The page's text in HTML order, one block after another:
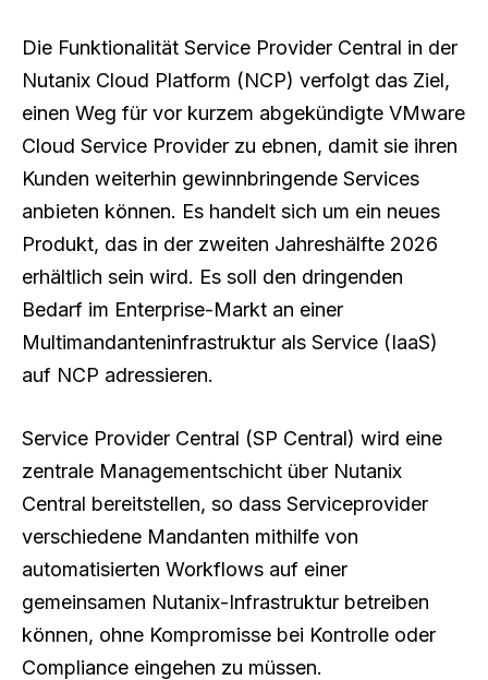
Die Funktionalität Service Provider Central in der
Nutanix Cloud Platform (NCP) verfolgt das Ziel,
einen Weg für vor kurzem abgekündigte VMware
Cloud Service Provider zu ebnen, damit sie ihren
Kunden weiterhin gewinnbringende Services
anbieten können. Es handelt sich um ein neues
Produkt, das in der zweiten Jahreshälfte 2026
erhältlich sein wird. Es soll den dringenden
Bedarf im Enterprise-Markt an einer
Multimandanten­infrastruktur als Service (IaaS)
auf NCP adressieren.
Service Provider Central (SP Central) wird eine
zentrale Managementschicht über Nutanix
Central bereitstellen, so dass Serviceprovider
verschiedene Mandanten mithilfe von
automatisierten Workflows auf einer
gemeinsamen Nutanix-Infrastruktur betreiben
können, ohne Kompromisse bei Kontrolle oder
Compliance eingehen zu müssen.